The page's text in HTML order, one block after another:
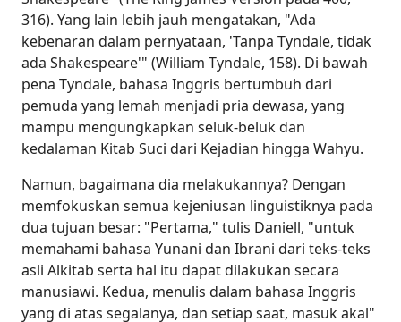
316). Yang lain lebih jauh mengatakan, "Ada
kebenaran dalam pernyataan, 'Tanpa Tyndale, tidak
ada Shakespeare'" (William Tyndale, 158). Di bawah
pena Tyndale, bahasa Inggris bertumbuh dari
pemuda yang lemah menjadi pria dewasa, yang
mampu mengungkapkan seluk-beluk dan
kedalaman Kitab Suci dari Kejadian hingga Wahyu.
Namun, bagaimana dia melakukannya? Dengan
memfokuskan semua kejeniusan linguistiknya pada
dua tujuan besar: "Pertama," tulis Daniell, "untuk
memahami bahasa Yunani dan Ibrani dari teks-teks
asli Alkitab serta hal itu dapat dilakukan secara
manusiawi. Kedua, menulis dalam bahasa Inggris
yang di atas segalanya, dan setiap saat, masuk akal"